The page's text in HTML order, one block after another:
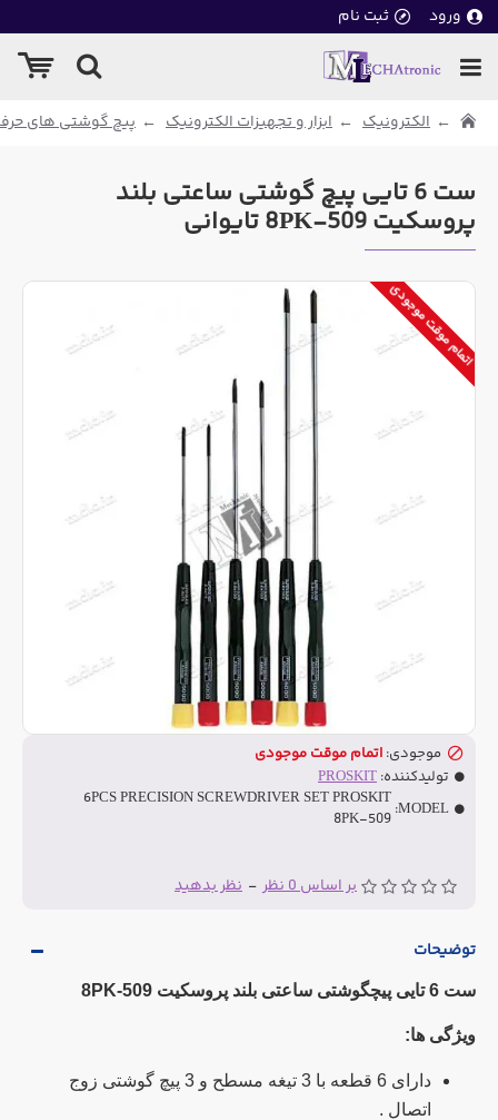
ورود ثبت نام
الکترونیک ابزار و تجهیزات الکترونیک پیچ گوشتی های
ست 6 تایی پیچ گوشتی ساعتی بلند
پروسکیت 8PK-509 تایوانی
اتمام موقت موجودی
بر اساس 0 نظر - نظر بدهید
موجودی: اتمام موقت موجودی
تولیدکننده: PROSKIT
MODEL:
6PCS PRECISION SCREWDRIVER SET PROSKIT
8PK-509
توضیحات
ست 6 تایی پیچگوشتی ساعتی بلند پروسکیت 8PK-509
ویژگی ها:
دارای 6 قطعه با 3 تیغه مسطح و 3 پیچ گوشتی زوج
اتصال .